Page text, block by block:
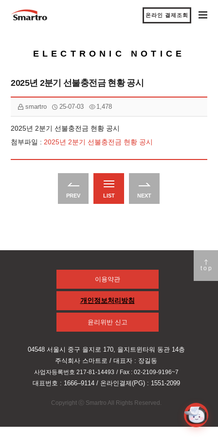
온라인 결제조회
ELECTRONIC NOTICE
2025년 2분기 선불충전금 현황 공시
smartro 25-07-03 1,478
2025년 2분기 선불충전금 현황 공시
첨부파일 :2025년 2분기 선불충전금 현황 공시
PREV LIST NEXT
top
이용약관
개인정보처리방침
윤리위반 신고
04548 서울시 중구 을지로 170, 을지트윈타워 동관 14층
주식회사 스마트로 / 대표자 : 장길동
사업자등록번호 217-81-14493 / Fax : 02-2109-9196~7
대표번호 : 1666–9114 / 온라인결제(PG) : 1551-2099
Copyright ⓒ Smartro All Rights Reserved.